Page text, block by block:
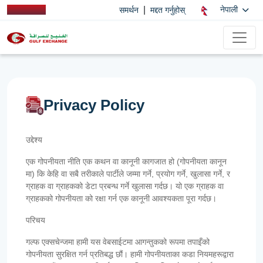
समर्थन मद्दत गर्नुहोस् नेपाली
Privacy Policy
उद्देश्य
एक गोपनीयता नीति एक कथन वा कानूनी कागजात हो (गोपनीयता कानून
मा) कि केहि वा सबै तरीकाले पार्टीले जम्मा गर्ने, प्रयोग गर्ने, खुलासा गर्ने, र
ग्राहक वा ग्राहकको डेटा प्रबन्ध गर्ने खुलासा गर्दछ। यो एक ग्राहक वा
ग्राहकको गोपनीयता को रक्षा गर्न एक कानूनी आवश्यकता पूरा गर्दछ।
परिचय
गल्फ एक्सचेन्जमा हामी यस वेबसाईटमा आगन्तुकको रूपमा तपाइँको
गोपनीयता सुरक्षित गर्न प्रतिबद्ध छौं। हामी गोपनीयताका कडा नियमहरूद्वारा